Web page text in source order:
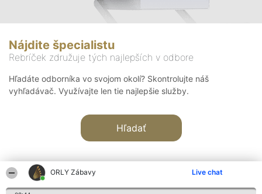
ORLY Zábavy Live chat
Nájdite špecialistu
Rebríček združuje tých najlepších v odbore
Hľadáte odborníka vo svojom okolí? Skontrolujte náš
vyhľadávač. Využívajte len tie najlepšie služby.
Hľadať